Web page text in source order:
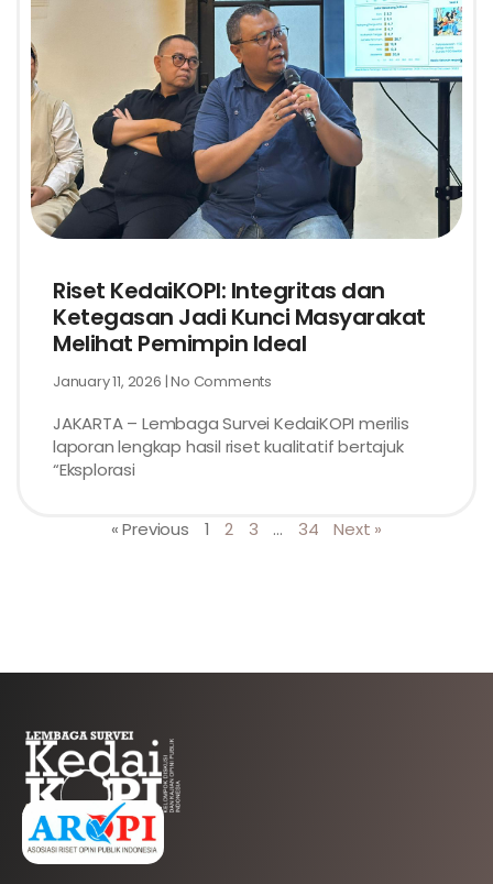
Riset KedaiKOPI: Integritas dan
Ketegasan Jadi Kunci Masyarakat
Melihat Pemimpin Ideal
January 11, 2026 No Comments
JAKARTA – Lembaga Survei KedaiKOPI merilis
laporan lengkap hasil riset kualitatif bertajuk
“Eksplorasi
« Previous 1 2 3 … 34 Next »
AFILIASI